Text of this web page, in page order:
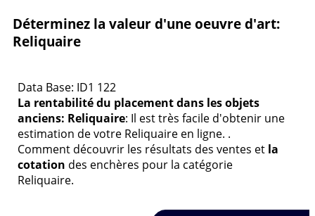
Déterminez la valeur d'une oeuvre d'art:
Reliquaire
Data Base: ID1 122
La rentabilité du placement dans les objets
anciens: Reliquaire: Il est très facile d'obtenir une
estimation de votre Reliquaire en ligne. .
Comment découvrir les résultats des ventes et la
cotation des enchères pour la catégorie
Reliquaire.